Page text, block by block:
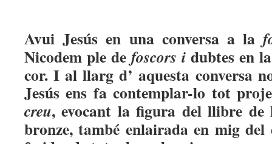
Avui Jesús en una conversa a la
Nicodem ple de foscors i dubtes en
cor. I al llarg d’ aquesta conversa
Jesús ens fa contemplar-lo tot
creu, evocant la figura del llibre de
bronze, també enlairada en mig